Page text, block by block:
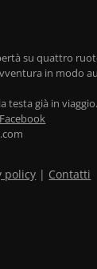
su quattro
in modo
testa già in viaggio.
Facebook
policy | Contatti